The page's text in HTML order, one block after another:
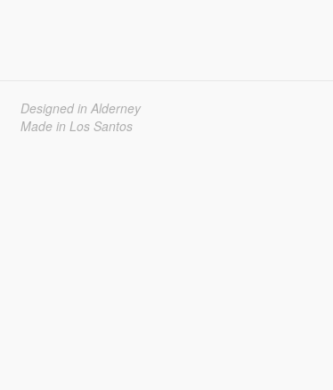
Designed in Alderney
Made in Los Santos